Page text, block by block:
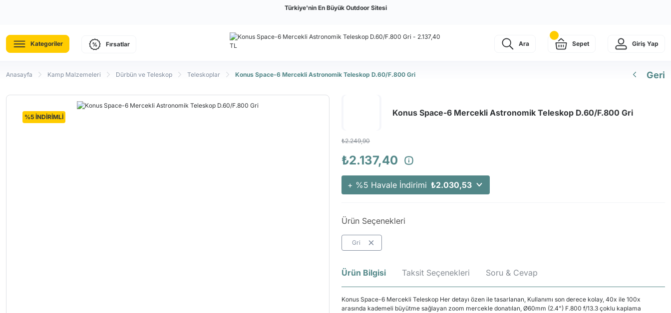
Türkiye'nin En Büyük Outdoor Sitesi
Kategoriler Fırsatlar Ara Sepet Giriş Yap
Anasayfa Kamp Malzemeleri Dürbün ve Teleskop Teleskoplar Konus Space-6 Mercekli Astronomik Teleskop D.60/F.800 Gri Geri
%5 İNDİRİMLİ Konus Space-6 Mercekli Astronomik Teleskop D.60/F.800 Gri
₺2.249,90
₺2.137,40
+ %5 Havale İndirimi ₺2.030,53
Ürün Seçenekleri
Gri
Ürün Bilgisi Taksit Seçenekleri Soru & Cevap
Konus Space-6 Mercekli Teleskop Her detayı özen ile tasarlanan, Kullanımı son derece kolay, 40x ile 100x
arasında kademeli büyütme sağlayan zoom mercekle donatılan, Ø60mm (2.4") F.800 f/13.3 çoklu kaplama